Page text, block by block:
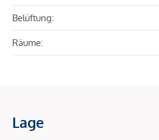
Belüftung:
Räume:
Lage